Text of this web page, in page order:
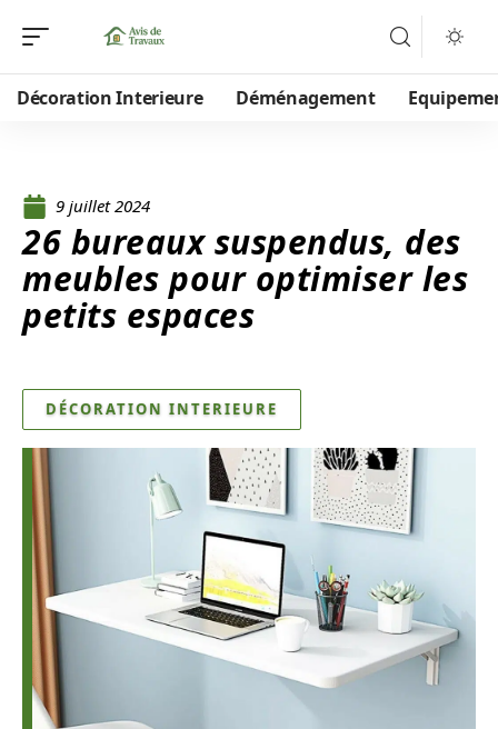
Décoration Interieure Déménagement
9 juillet 2024
26 bureaux suspendus, des
meubles pour optimiser les
petits espaces
DÉCORATION INTERIEURE